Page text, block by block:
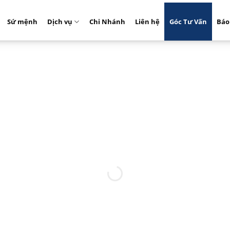
Sứ mệnh Dịch vụ Chi Nhánh Liên hệ Góc Tư Vấn